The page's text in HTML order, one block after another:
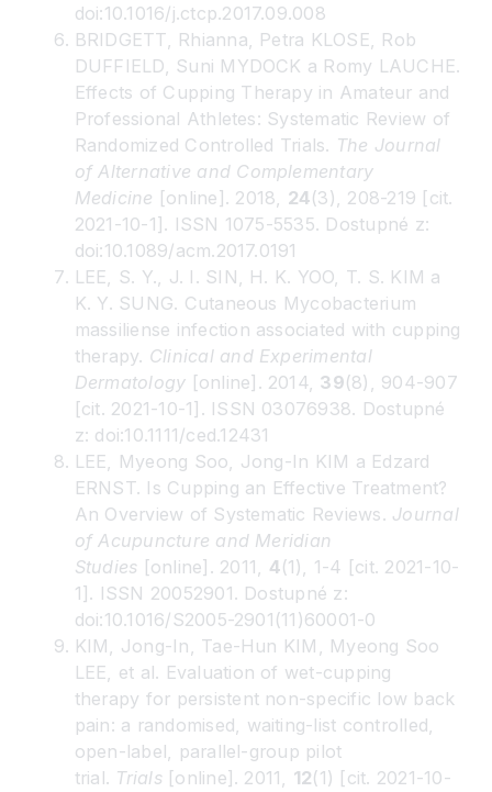
doi:10.1016/j.ctcp.2017.09.008
BRIDGETT, Rhianna, Petra KLOSE, Rob
DUFFIELD, Suni MYDOCK a Romy LAUCHE.
Effects of Cupping Therapy in Amateur and
Professional Athletes: Systematic Review of
Randomized Controlled Trials. The Journal
of Alternative and Complementary
Medicine [online]. 2018, 24(3), 208-219 [cit.
2021-10-1]. ISSN 1075-5535. Dostupné z:
doi:10.1089/acm.2017.0191
LEE, S. Y., J. I. SIN, H. K. YOO, T. S. KIM a
K. Y. SUNG. Cutaneous Mycobacterium
massiliense infection associated with cupping
therapy. Clinical and Experimental
Dermatology [online]. 2014, 39(8), 904-907
[cit. 2021-10-1]. ISSN 03076938. Dostupné
z: doi:10.1111/ced.12431
LEE, Myeong Soo, Jong-In KIM a Edzard
ERNST. Is Cupping an Effective Treatment?
An Overview of Systematic Reviews. Journal
of Acupuncture and Meridian
Studies [online]. 2011, 4(1), 1-4 [cit. 2021-10-
1]. ISSN 20052901. Dostupné z:
doi:10.1016/S2005-2901(11)60001-0
KIM, Jong-In, Tae-Hun KIM, Myeong Soo
LEE, et al. Evaluation of wet-cupping
therapy for persistent non-specific low back
pain: a randomised, waiting-list controlled,
open-label, parallel-group pilot
trial. Trials[online]. 2011, 12(1) [cit. 2021-10-